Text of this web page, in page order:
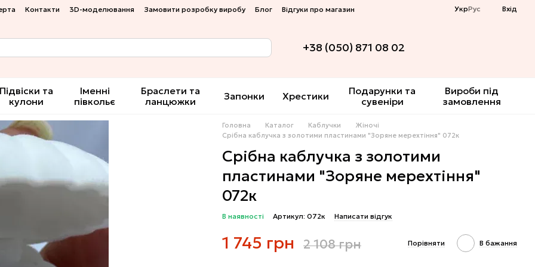
Контакти 3D-моделювання Замовити розробку виробу Блог Відгуки про магазин УкрРус Вхід
+38 (050) 871 08 02
Підвіски та
кулони
Іменні
півкольє
Браслети та
ланцюжки
Запонки Хрестики
Подарунки та
сувеніри
Вироби під
замовлення
Головна Каталог Каблучки
Жіночі
Срібна каблучка з золотими пластинами "Зоряне мерехтіння" 072к
Срібна каблучка з золотими
пластинами "Зоряне мерехтіння"
072к
В наявності Артикул: 072к Написати відгук
1 745 грн 2 108 грн Порівняти В бажання